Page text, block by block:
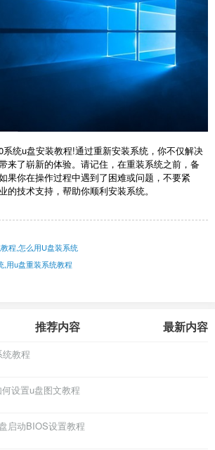
统u盘安装教程!通过重新安装系统，你不仅解决
来了崭新的体验。请记住，在重装系统之前，备
果你在操作过程中遇到了困难或问题，不要紧
的技术支持，帮助你顺利安装系统。
程,怎么用U盘装系统
,用u盘重装系统教程
推荐内容 最新内容
教程
设置u盘图文教程
启动BIOS设置教程